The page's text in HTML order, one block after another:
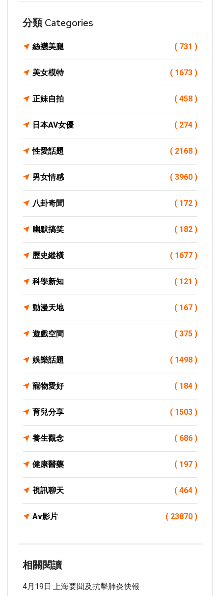
分類 Categories
絲襪美腿 ( 731 )
美女模特 ( 1673 )
正妹自拍 ( 458 )
日本AV女優 ( 274 )
性愛話題 ( 2168 )
男女情感 ( 3960 )
八卦奇聞 ( 172 )
幽默搞笑 ( 182 )
歷史縱橫 ( 1677 )
科學新知 ( 121 )
動漫天地 ( 167 )
遊戲空間 ( 375 )
娛樂話題 ( 1498 )
寵物愛好 ( 184 )
育兒分享 ( 1503 )
養生觀念 ( 686 )
健康醫藥 ( 197 )
視訊聊天 ( 464 )
Av影片 ( 23870 )
相關閱讀
4月19日·上海要聞及抗擊肺炎快報